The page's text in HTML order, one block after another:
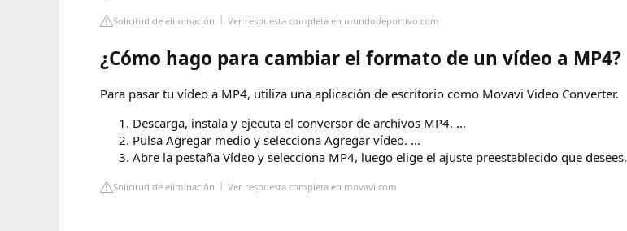
Solicitud de eliminación Ver respuesta completa en mundodeportivo.com
¿Cómo hago para cambiar el formato de un vídeo a MP4?
Para pasar tu vídeo a MP4, utiliza una aplicación de escritorio como Movavi Video Converter.
Descarga, instala y ejecuta el conversor de archivos MP4. ...
Pulsa Agregar medio y selecciona Agregar vídeo. ...
Abre la pestaña Vídeo y selecciona MP4, luego elige el ajuste preestablecido que desees.
Solicitud de eliminación Ver respuesta completa en movavi.com